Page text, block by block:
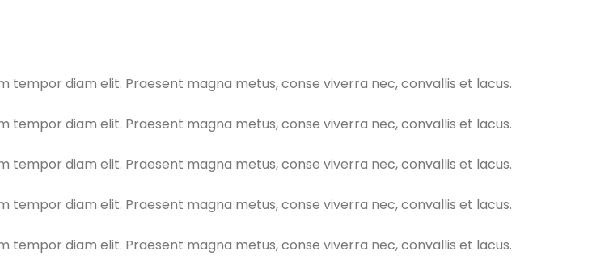
diam elit. Praesent magna metus, conse viverra nec, convallis et lacus.
diam elit. Praesent magna metus, conse viverra nec, convallis et lacus.
diam elit. Praesent magna metus, conse viverra nec, convallis et lacus.
diam elit. Praesent magna metus, conse viverra nec, convallis et lacus.
diam elit. Praesent magna metus, conse viverra nec, convallis et lacus.